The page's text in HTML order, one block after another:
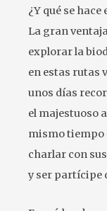
¿Y qué se
La gran
explorar la
en estas rutas
unos días
el majestuoso
mismo tiempo
charlar con
y ser partícipe